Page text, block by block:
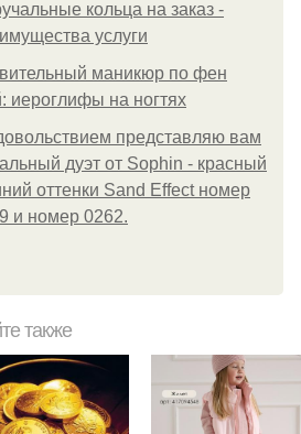
кольца на заказ -
услуги
маникюр по фен
иероглифы на ногтях
представляю вам
дуэт от Sophin - красный
оттенки Sand Effect номер
и номер 0262.
также